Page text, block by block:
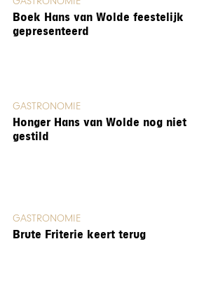
Boek Hans van Wolde feestelijk
gepresenteerd
GASTRONOMIE
Honger Hans van Wolde nog niet
gestild
GASTRONOMIE
Brute Friterie keert terug